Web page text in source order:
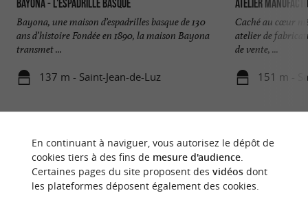
Bayona - L'espadrille Basque
Bayona, une maison d’espadrilles basque de 130
ans d’histoire Fondée en 1890, la maison Bayona
transmet ...
137 m - Saint-Jean-de-Luz
Atelier
Caché au cœur
atelier de
de vente, ...
151 m -
NOUS AVONS TESTÉPOUR VOUS
En continuant à naviguer, vous autorisez le dépôt de
cookies tiers à des fins de mesure d'audience.
Certaines pages du site proposent des vidéosdont
les plateformes déposent également des cookies.